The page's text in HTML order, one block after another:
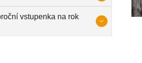
vstupenka na rok